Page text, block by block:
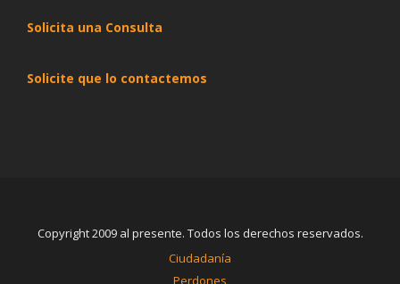
Solicita una Consulta
Solicite que lo contactemos
Copyright 2009 al presente. Todos los derechos reservados.
Ciudadanía
Perdones